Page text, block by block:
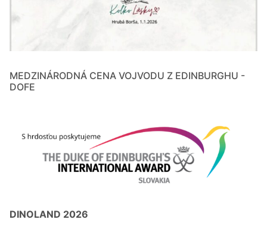
MEDZINÁRODNÁ CENA VOJVODU Z EDINBURGHU -
DOFE
DINOLAND 2026